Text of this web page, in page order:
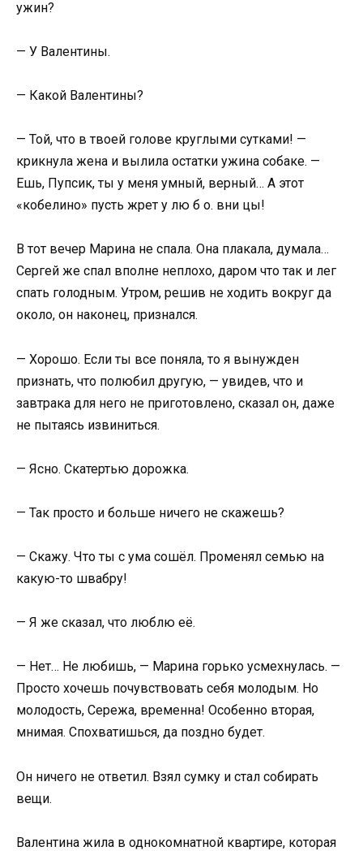
ужин?
— У Валентины.
— Какой Валентины?
— Той, что в твоей голове круглыми сутками! —
крикнула жена и вылила остатки ужина собаке. —
Ешь, Пупсик, ты у меня умный, верный… А этот
«кобелино» пусть жрет у лю б о. вни цы!
В тот вечер Марина не спала. Она плакала, думала…
Сергей же спал вполне неплохо, даром что так и лег
спать голодным. Утром, решив не ходить вокруг да
около, он наконец, признался.
— Хорошо. Если ты все поняла, то я вынужден
признать, что полюбил другую, — увидев, что и
завтрака для него не приготовлено, сказал он, даже
не пытаясь извиниться.
— Ясно. Скатертью дорожка.
— Так просто и больше ничего не скажешь?
— Скажу. Что ты с ума сошёл. Променял семью на
какую-то швабру!
— Я же сказал, что люблю её.
— Нет… Не любишь, — Марина горько усмехнулась. —
Просто хочешь почувствовать себя молодым. Но
молодость, Сережа, временна! Особенно вторая,
мнимая. Спохватишься, да поздно будет.
Он ничего не ответил. Взял сумку и стал собирать
вещи.
Валентина жила в однокомнатной квартире, которая